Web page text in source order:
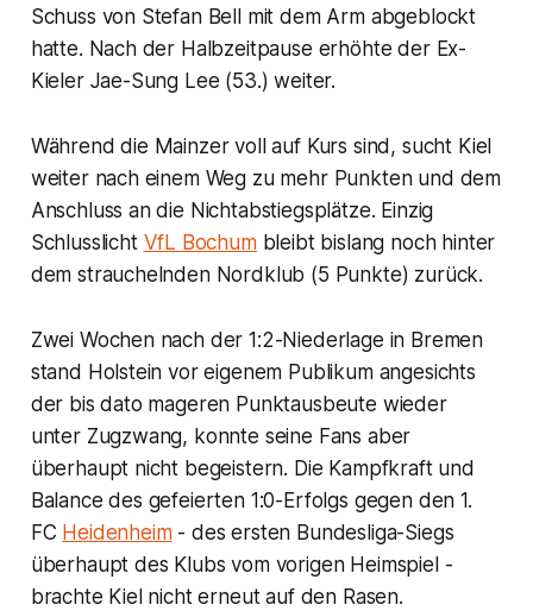
Schuss von Stefan Bell mit dem Arm abgeblockt
hatte. Nach der Halbzeitpause erhöhte der Ex-
Kieler Jae-Sung Lee (53.) weiter.
Während die Mainzer voll auf Kurs sind, sucht Kiel
weiter nach einem Weg zu mehr Punkten und dem
Anschluss an die Nichtabstiegsplätze. Einzig
Schlusslicht VfL Bochumbleibt bislang noch hinter
dem strauchelnden Nordklub (5 Punkte) zurück.
Zwei Wochen nach der 1:2-Niederlage in Bremen
stand Holstein vor eigenem Publikum angesichts
der bis dato mageren Punktausbeute wieder
unter Zugzwang, konnte seine Fans aber
überhaupt nicht begeistern. Die Kampfkraft und
Balance des gefeierten 1:0-Erfolgs gegen den 1.
FC Heidenheim- des ersten Bundesliga-Siegs
überhaupt des Klubs vom vorigen Heimspiel -
brachte Kiel nicht erneut auf den Rasen.